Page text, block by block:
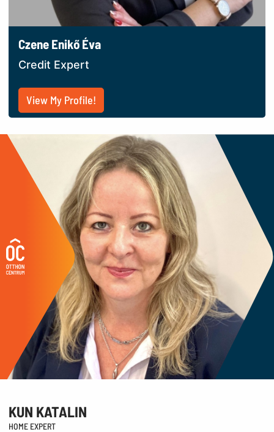
Czene Enikő Éva
Credit Expert
View My Profile!
KUN KATALIN
HOME EXPERT